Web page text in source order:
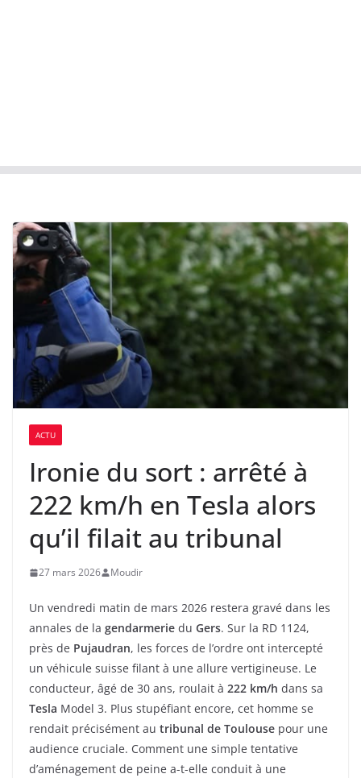
ACTU
Ironie du sort : arrêté à
222 km/h en Tesla alors
qu’il filait au tribunal
27 mars 2026 Moudir
Un vendredi matin de mars 2026 restera gravé dans les
annales de la gendarmerie du Gers. Sur la RD 1124,
près de Pujaudran, les forces de l’ordre ont intercepté
un véhicule suisse filant à une allure vertigineuse. Le
conducteur, âgé de 30 ans, roulait à 222 km/h dans sa
Tesla Model 3. Plus stupéfiant encore, cet homme se
rendait précisément au tribunal de Toulouse pour une
audience cruciale. Comment une simple tentative
d’aménagement de peine a-t-elle conduit à une